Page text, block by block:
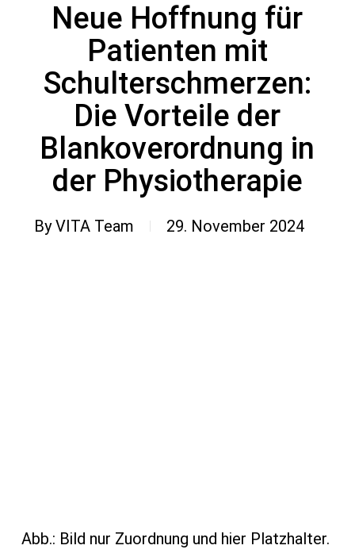
Neue Hoffnung für
Patienten mit
Schulterschmerzen:
Die Vorteile der
Blankoverordnung in
der Physiotherapie
By VITA Team 29. November 2024
Abb.: Bild nur Zuordnung und hier Platzhalter.